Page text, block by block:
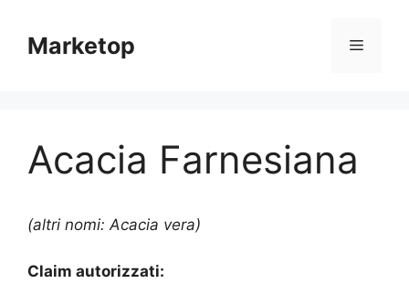
contenuto
Marketop Menu
Acacia Farnesiana
(altri nomi: Acacia vera)
Claim autorizzati: